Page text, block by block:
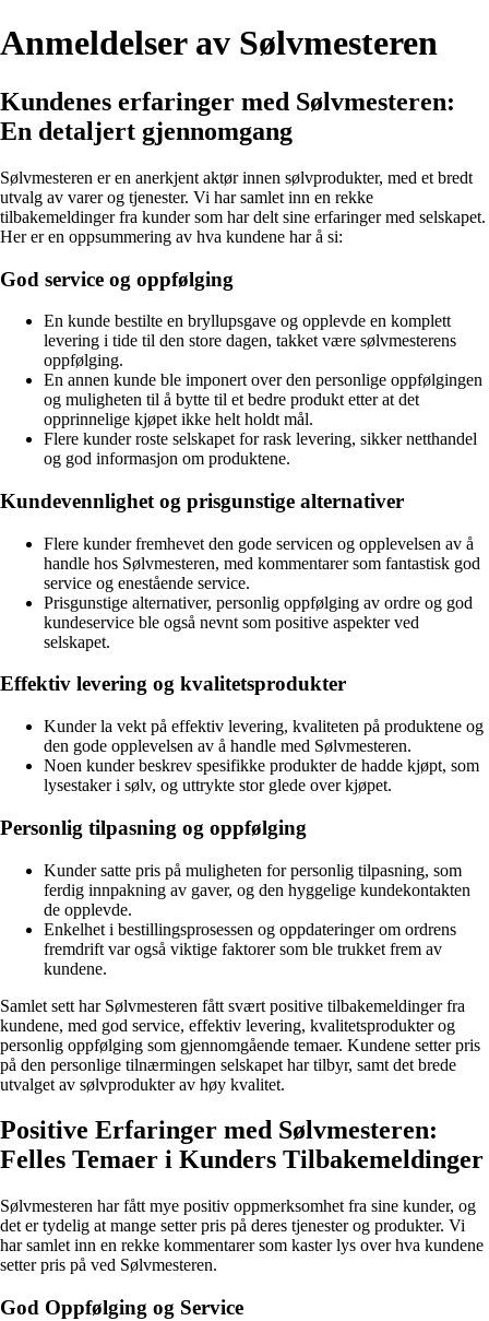
Anmeldelser av Sølvmesteren
Kundenes erfaringer med Sølvmesteren:
En detaljert gjennomgang
Sølvmesteren er en anerkjent aktør innen sølvprodukter, med et bredt
utvalg av varer og tjenester. Vi har samlet inn en rekke
tilbakemeldinger fra kunder som har delt sine erfaringer med selskapet.
Her er en oppsummering av hva kundene har å si:
God service og oppfølging
En kunde bestilte en bryllupsgave og opplevde en komplett
levering i tide til den store dagen, takket være sølvmesterens
oppfølging.
En annen kunde ble imponert over den personlige oppfølgingen
og muligheten til å bytte til et bedre produkt etter at det
opprinnelige kjøpet ikke helt holdt mål.
Flere kunder roste selskapet for rask levering, sikker netthandel
og god informasjon om produktene.
Kundevennlighet og prisgunstige alternativer
Flere kunder fremhevet den gode servicen og opplevelsen av å
handle hos Sølvmesteren, med kommentarer som fantastisk god
service og enestående service.
Prisgunstige alternativer, personlig oppfølging av ordre og god
kundeservice ble også nevnt som positive aspekter ved
selskapet.
Effektiv levering og kvalitetsprodukter
Kunder la vekt på effektiv levering, kvaliteten på produktene og
den gode opplevelsen av å handle med Sølvmesteren.
Noen kunder beskrev spesifikke produkter de hadde kjøpt, som
lysestaker i sølv, og uttrykte stor glede over kjøpet.
Personlig tilpasning og oppfølging
Kunder satte pris på muligheten for personlig tilpasning, som
ferdig innpakning av gaver, og den hyggelige kundekontakten
de opplevde.
Enkelhet i bestillingsprosessen og oppdateringer om ordrens
fremdrift var også viktige faktorer som ble trukket frem av
kundene.
Samlet sett har Sølvmesteren fått svært positive tilbakemeldinger fra
kundene, med god service, effektiv levering, kvalitetsprodukter og
personlig oppfølging som gjennomgående temaer. Kundene setter pris
på den personlige tilnærmingen selskapet har tilbyr, samt det brede
utvalget av sølvprodukter av høy kvalitet.
Positive Erfaringer med Sølvmesteren:
Felles Temaer i Kunders Tilbakemeldinger
Sølvmesteren har fått mye positiv oppmerksomhet fra sine kunder, og
det er tydelig at mange setter pris på deres tjenester og produkter. Vi
har samlet inn en rekke kommentarer som kaster lys over hva kundene
setter pris på ved Sølvmesteren.
God Oppfølging og Service